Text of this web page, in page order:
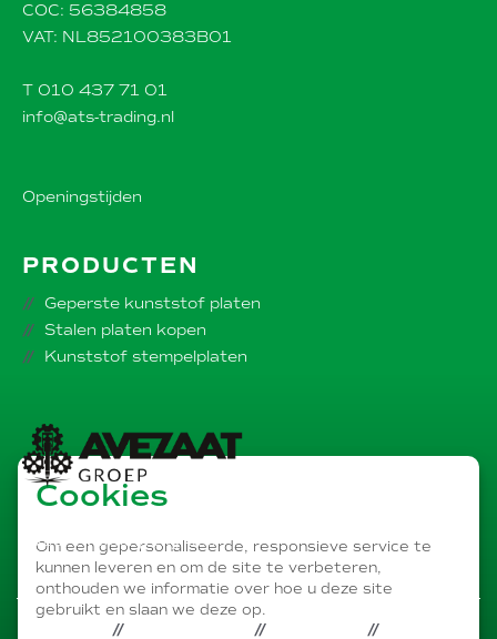
COC: 56384858
VAT: NL852100383B01
T 010 437 71 01
info@ats-trading.nl
Openingstijden
PRODUCTEN
Geperste kunststof platen
Stalen platen kopen
Kunststof stempelplaten
AVEZAAT bedrijvengroep
Cookies
Om een gepersonaliseerde, responsieve service te
kunnen leveren en om de site te verbeteren,
onthouden we informatie over hoe u deze site
gebruikt en slaan we deze op.